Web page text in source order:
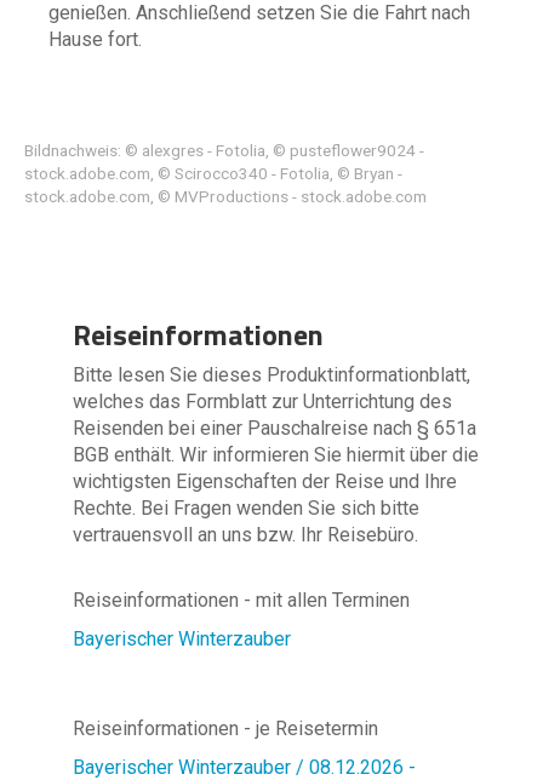
genießen. Anschließend setzen Sie die Fahrt nach
Hause fort.
Bildnachweis: © alexgres - Fotolia, © pusteflower9024 -
stock.adobe.com, © Scirocco340 - Fotolia, © Bryan -
stock.adobe.com, © MVProductions - stock.adobe.com
Reiseinformationen
Bitte lesen Sie dieses Produktinformationblatt,
welches das Formblatt zur Unterrichtung des
Reisenden bei einer Pauschalreise nach § 651a
BGB enthält. Wir informieren Sie hiermit über die
wichtigsten Eigenschaften der Reise und Ihre
Rechte. Bei Fragen wenden Sie sich bitte
vertrauensvoll an uns bzw. Ihr Reisebüro.
Reiseinformationen - mit allen Terminen
Bayerischer Winterzauber
Reiseinformationen - je Reisetermin
Bayerischer Winterzauber / 08.12.2026 -